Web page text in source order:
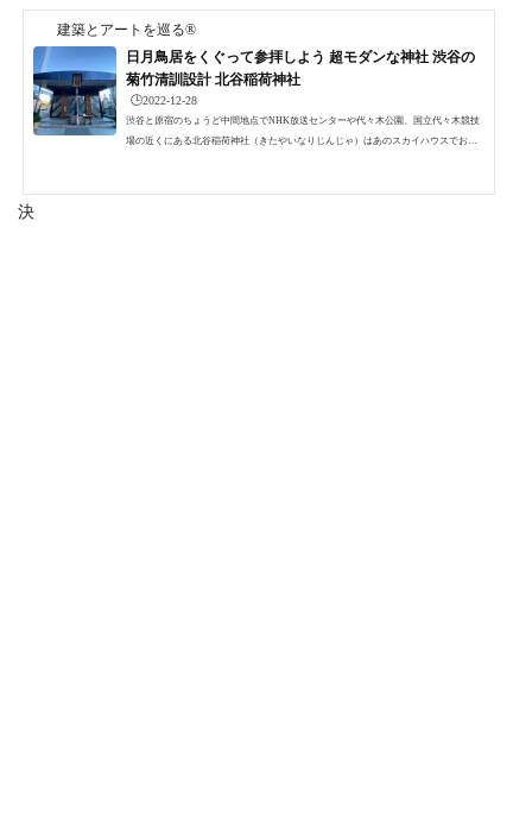
建築とアートを巡る®
日月鳥居をくぐって参拝しよう 超モダンな神社 渋谷の
菊竹清訓設計 北谷稲荷神社
🕒️2022-12-28
渋谷と原宿のちょうど中間地点でNHK放送センターや代々木公園、国立代々木競技
場の近くにある北谷稲荷神社（きたやいなりじんじゃ）はあのスカイハウスでお馴
決